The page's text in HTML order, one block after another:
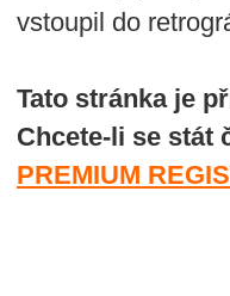
vstoupil do
Tato stránka je
Chcete-li se stát
PREMIUM